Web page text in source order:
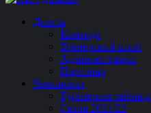
Дизель
Команда
Тренерский штаб
Администрация
Персонал
Чемпионат
Турнирная таблица
Сезон 2021/22